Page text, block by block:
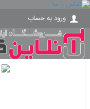
ورود به حساب